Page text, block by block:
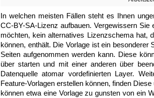
In welchen meisten Fällen steht es Ihnen
CC-BY-SA-Lizenz aufbauen. Vergewissern
möchten, kein alternatives Lizenzschema hat,
können, enthält. Die Vorlage ist ein
Seiten aufgenommen werden kann. Diese
über starten und mit einer anderen über
Datenquelle atomar vordefinierten Layer.
Feature-Vorlagen erstellen können, finden
können etwa eine Vorlage zu gunsten von ein